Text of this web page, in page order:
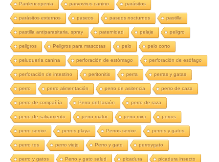
Panleucopenia parvovirus canino parásitos
parásitos externos paseos paseos nocturnos pastilla
pastilla antiparasitaria. spray paternidad pelaje peligro
peligros Peligros para mascotas pelo pelo corto
peluquería canina perforación de estómago perforación de esófago
perforación de intestino peritonitis perra perras y gatas
perro perro alimentación perro de asitencia perro de caza
perro de compañía Perro del faraón perro de raza
perro de salvamento perro mator perro mini perros
perro senior perros playa Perros senior perros y gatos
perro tos perro viejo Perro y gato perroygato
perro y gatos Perro y gato salud picadura picadura insecto